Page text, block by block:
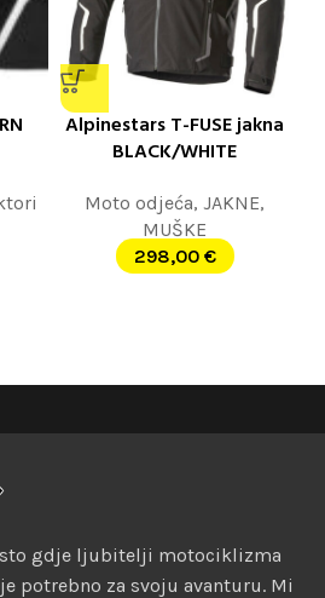
Alpinestars T-FUSE jakna
BLACK/WHITE
Moto odjeća, JAKNE,
MUŠKE
298,00 €
gdje ljubitelji motociklizma
potrebno za svoju avanturu. Mi